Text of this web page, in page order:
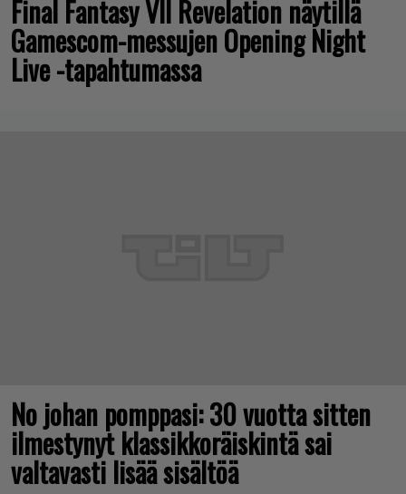
Final Fantasy VII Revelation näytillä
Gamescom-messujen Opening Night
Live -tapahtumassa
No johan pomppasi: 30 vuotta sitten
ilmestynyt klassikkoräiskintä sai
valtavasti lisää sisältöä